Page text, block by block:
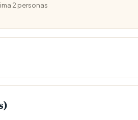
2 personas